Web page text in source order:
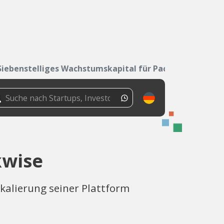
Wachstumskapital für Packwise
seiner Plattform